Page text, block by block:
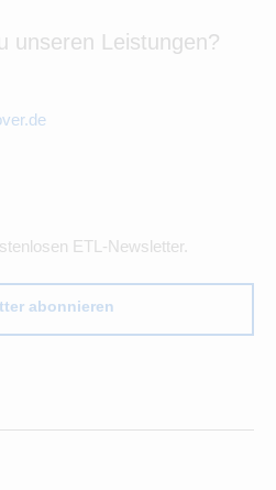
unseren Leistungen?
ETL-Newsletter.
abonnieren